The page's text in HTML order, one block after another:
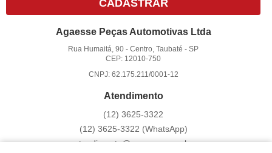
CADASTRAR
Agaesse Peças Automotivas Ltda
Rua Humaitá, 90 -Centro, Taubaté -SP
CEP: 12010-750
CNPJ: 62.175.211/0001-12
Atendimento
(12) 3625-3322
(12) 3625-3322 (WhatsApp)
atendimento@agaesse.com.br